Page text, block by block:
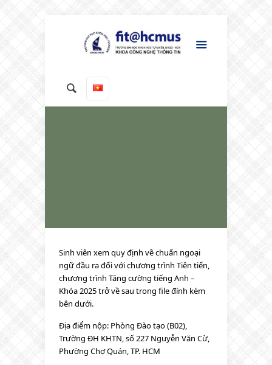
Sinh viên xem quy định về chuẩn ngoại
ngữ đầu ra đối với chương trình Tiên tiến,
chương trình Tăng cường tiếng Anh –
Khóa 2025 trở về sau trong file đính kèm
bên dưới.
Địa điểm nộp: Phòng Đào tạo (B02),
Trường ĐH KHTN, số 227 Nguyễn Văn Cừ,
Phường Chợ Quán, TP. HCM